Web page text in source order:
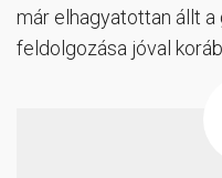
már elhagyatottan állt a
feldolgozása jóval